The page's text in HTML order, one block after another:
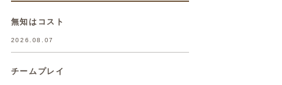
無知はコスト
2026.08.07
チームプレイ